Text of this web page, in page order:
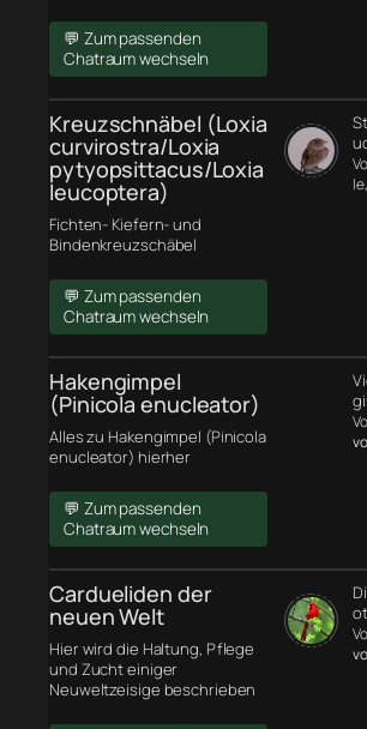
💬 Zum passenden
Chatraum wechseln
Kreuzschnäbel (Loxia
curvirostra/Loxia
pytyopsittacus/Loxia
leucoptera)
Fichten- Kiefern- und
Bindenkreuzschäbel
💬 Zum passenden
Chatraum wechseln
le
Hakengimpel
(Pinicola enucleator)
Alles zu Hakengimpel (Pinicola
enucleator) hierher
💬 Zum passenden
Chatraum wechseln
Cardueliden der
neuen Welt
Hier wird die Haltung, Pflege
und Zucht einiger
Neuweltzeisige beschrieben